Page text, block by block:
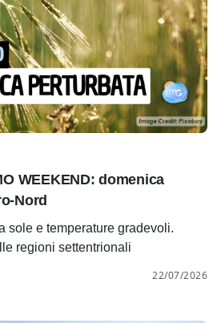
WEEKEND: domenica
Nord
sole e temperature gradevoli.
regioni settentrionali
22/07/2026